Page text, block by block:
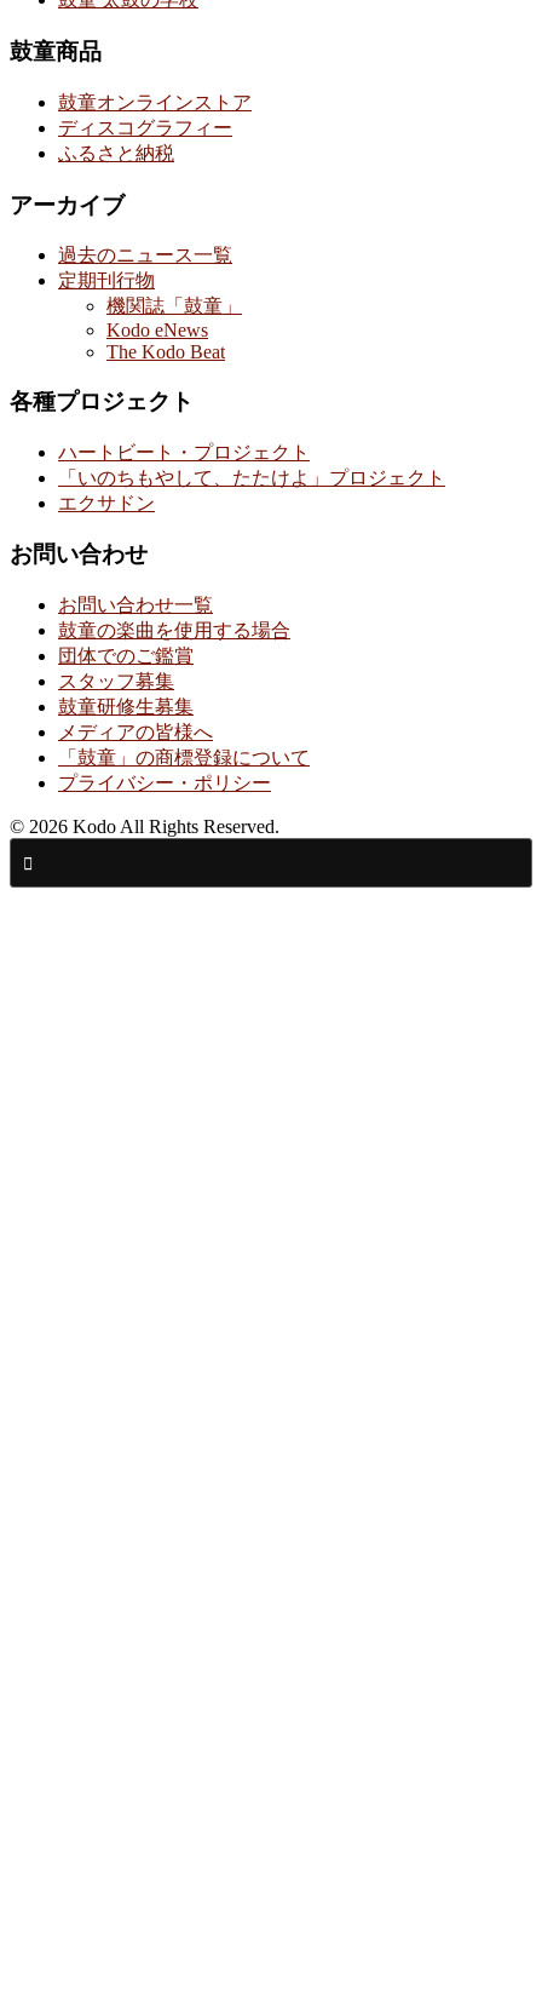
鼓童商品
鼓童オンラインストア
ディスコグラフィー
ふるさと納税
アーカイブ
過去のニュース一覧
定期刊行物
機関誌「鼓童」
Kodo eNews
The Kodo Beat
各種プロジェクト
ハートビート・プロジェクト
「いのちもやして、たたけよ」プロジェクト
エクサドン
お問い合わせ
お問い合わせ一覧
鼓童の楽曲を使用する場合
団体でのご鑑賞
スタッフ募集
鼓童研修生募集
メディアの皆様へ
「鼓童」の商標登録について
プライバシー・ポリシー
© 2026 Kodo All Rights Reserved.